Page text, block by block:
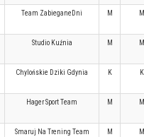
Team ZabieganeDni M
Studio Kuźnia M
Chylońskie Dziki Gdynia K
Hager Sport Team M
Smaruj Na Trening Team M